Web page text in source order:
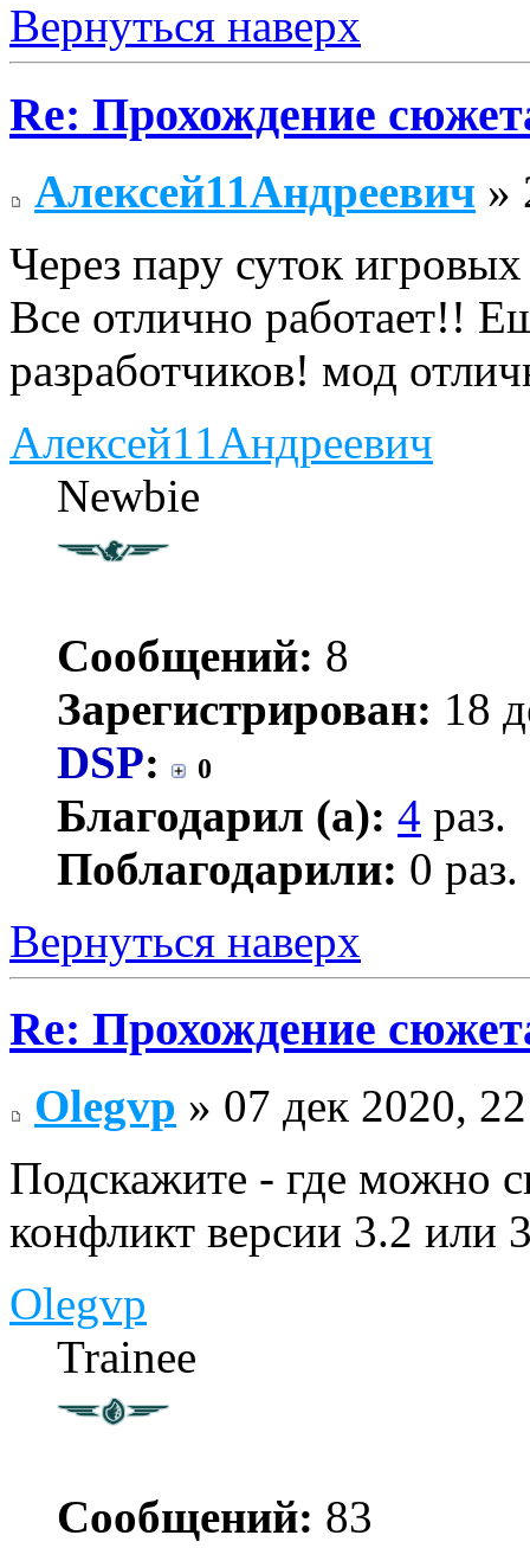
Вернуться наверх
Re: Прохождение
Алексей11Андреевич »
Через пару суток
Все отлично работает!!
разработчиков! мод
Алексей11Андреевич
Newbie
Сообщений: 8
Зарегистрирован: 18
DSP: 0
Благодарил (а): 4 раз.
Поблагодарили: 0 раз.
Вернуться наверх
Re: Прохождение
Olegvp » 07 дек 2020,
Подскажите - где можно
конфликт версии 3.2 или
Olegvp
Trainee
Сообщений: 83